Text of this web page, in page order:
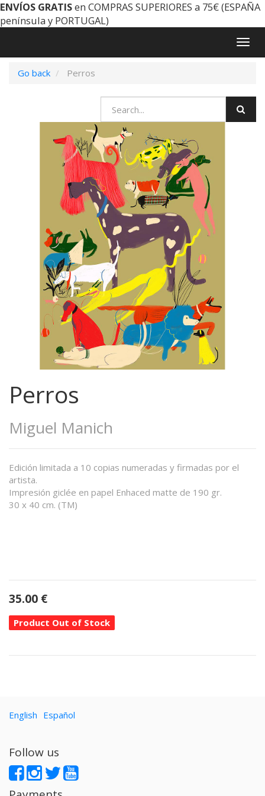
ENVÍOS GRATISen COMPRAS SUPERIORES a 75€ (ESPAÑA
península y PORTUGAL)
Go back
Perros
Perros
Miguel Manich
Edición limitada a 10 copias numeradas y firmadas por el
artista.
Impresión giclée en papel Enhaced matte de 190 gr.
30 x 40 cm. (TM)
35.00 €
Product Out of Stock
English Español
Follow us